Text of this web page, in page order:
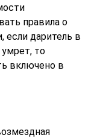
правила о
если даритель в
умрет, то
включено в